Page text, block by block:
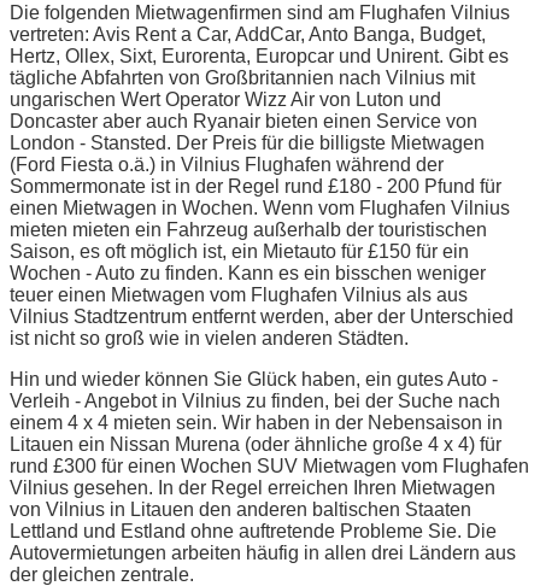
Die folgenden Mietwagenfirmen sind am Flughafen Vilnius
vertreten: Avis Rent a Car, AddCar, Anto Banga, Budget,
Hertz, Ollex, Sixt, Eurorenta, Europcar und Unirent. Gibt es
tägliche Abfahrten von Großbritannien nach Vilnius mit
ungarischen Wert Operator Wizz Air von Luton und
Doncaster aber auch Ryanair bieten einen Service von
London - Stansted. Der Preis für die billigste Mietwagen
(Ford Fiesta o.ä.) in Vilnius Flughafen während der
Sommermonate ist in der Regel rund £180 - 200 Pfund für
einen Mietwagen in Wochen. Wenn vom Flughafen Vilnius
mieten mieten ein Fahrzeug außerhalb der touristischen
Saison, es oft möglich ist, ein Mietauto für £150 für ein
Wochen - Auto zu finden. Kann es ein bisschen weniger
teuer einen Mietwagen vom Flughafen Vilnius als aus
Vilnius Stadtzentrum entfernt werden, aber der Unterschied
ist nicht so groß wie in vielen anderen Städten.
Hin und wieder können Sie Glück haben, ein gutes Auto -
Verleih - Angebot in Vilnius zu finden, bei der Suche nach
einem 4 x 4 mieten sein. Wir haben in der Nebensaison in
Litauen ein Nissan Murena (oder ähnliche große 4 x 4) für
rund £300 für einen Wochen SUV Mietwagen vom Flughafen
Vilnius gesehen. In der Regel erreichen Ihren Mietwagen
von Vilnius in Litauen den anderen baltischen Staaten
Lettland und Estland ohne auftretende Probleme Sie. Die
Autovermietungen arbeiten häufig in allen drei Ländern aus
der gleichen zentrale.